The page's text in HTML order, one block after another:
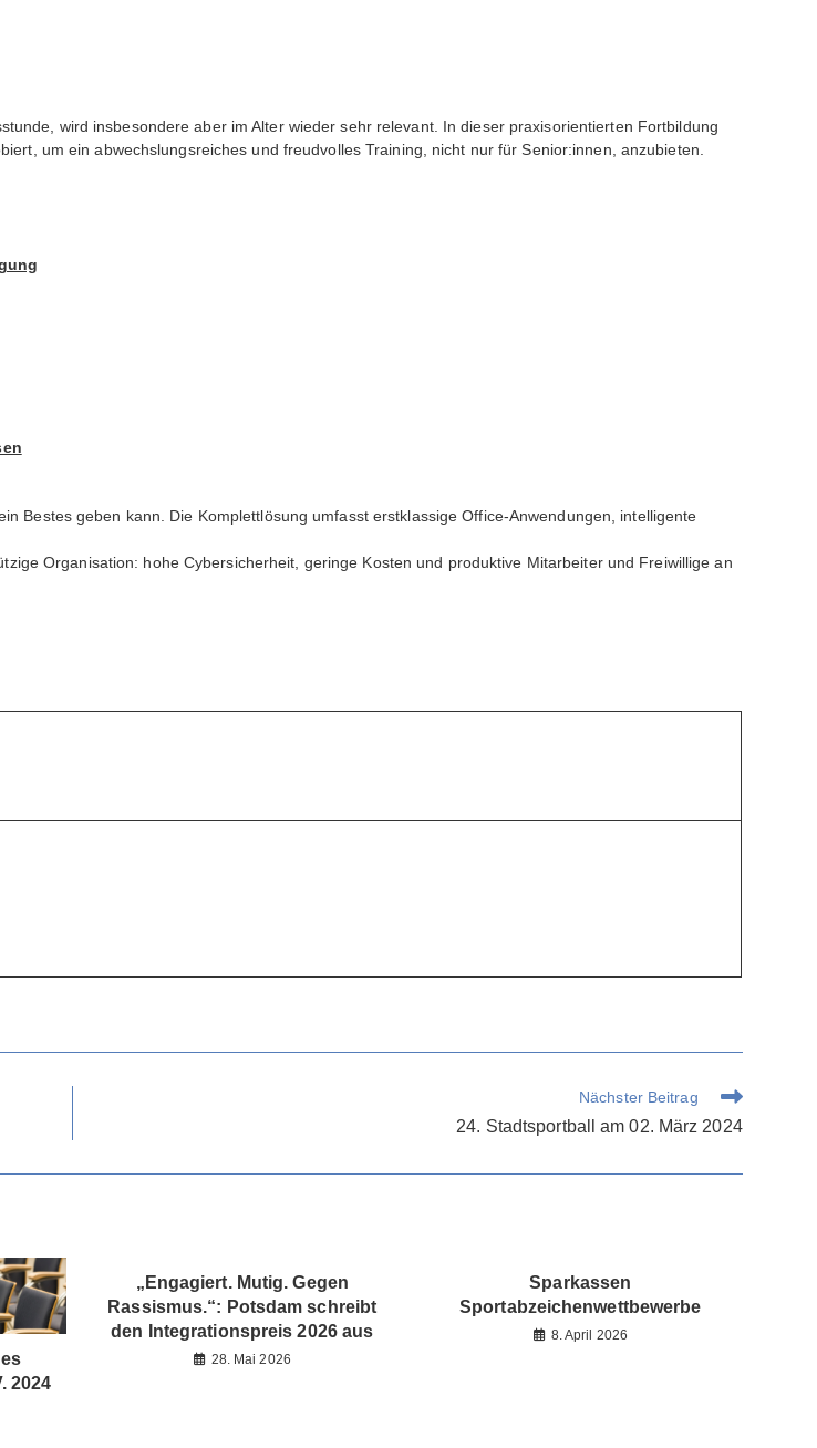
wird insbesondere aber im Alter wieder sehr relevant. In dieser praxisorientierten Fortbildung
um ein abwechslungsreiches und freudvolles Training, nicht nur für Senior:innen, anzubieten.
Bestes geben kann. Die Komplettlösung umfasst erstklassige Office-Anwendungen, intelligente
Organisation: hohe Cybersicherheit, geringe Kosten und produktive Mitarbeiter und Freiwillige an
Nächster Beitrag
24. Stadtsportball am 02. März 2024
2024
„Engagiert. Mutig. Gegen
Rassismus.“: Potsdam schreibt
den Integrationspreis 2026 aus
28. Mai 2026
Sparkassen
Sportabzeichenwettbewerbe
8. April 2026